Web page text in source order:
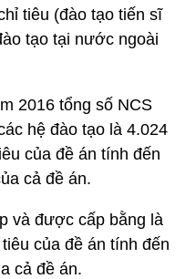
tiêu (đào tạo tiến sĩ
tạo tại nước ngoài
2016 tổng số NCS
hệ đào tạo là 4.024
của đề án tính đến
cả đề án.
và được cấp bằng là
của đề án tính đến
cả đề án.